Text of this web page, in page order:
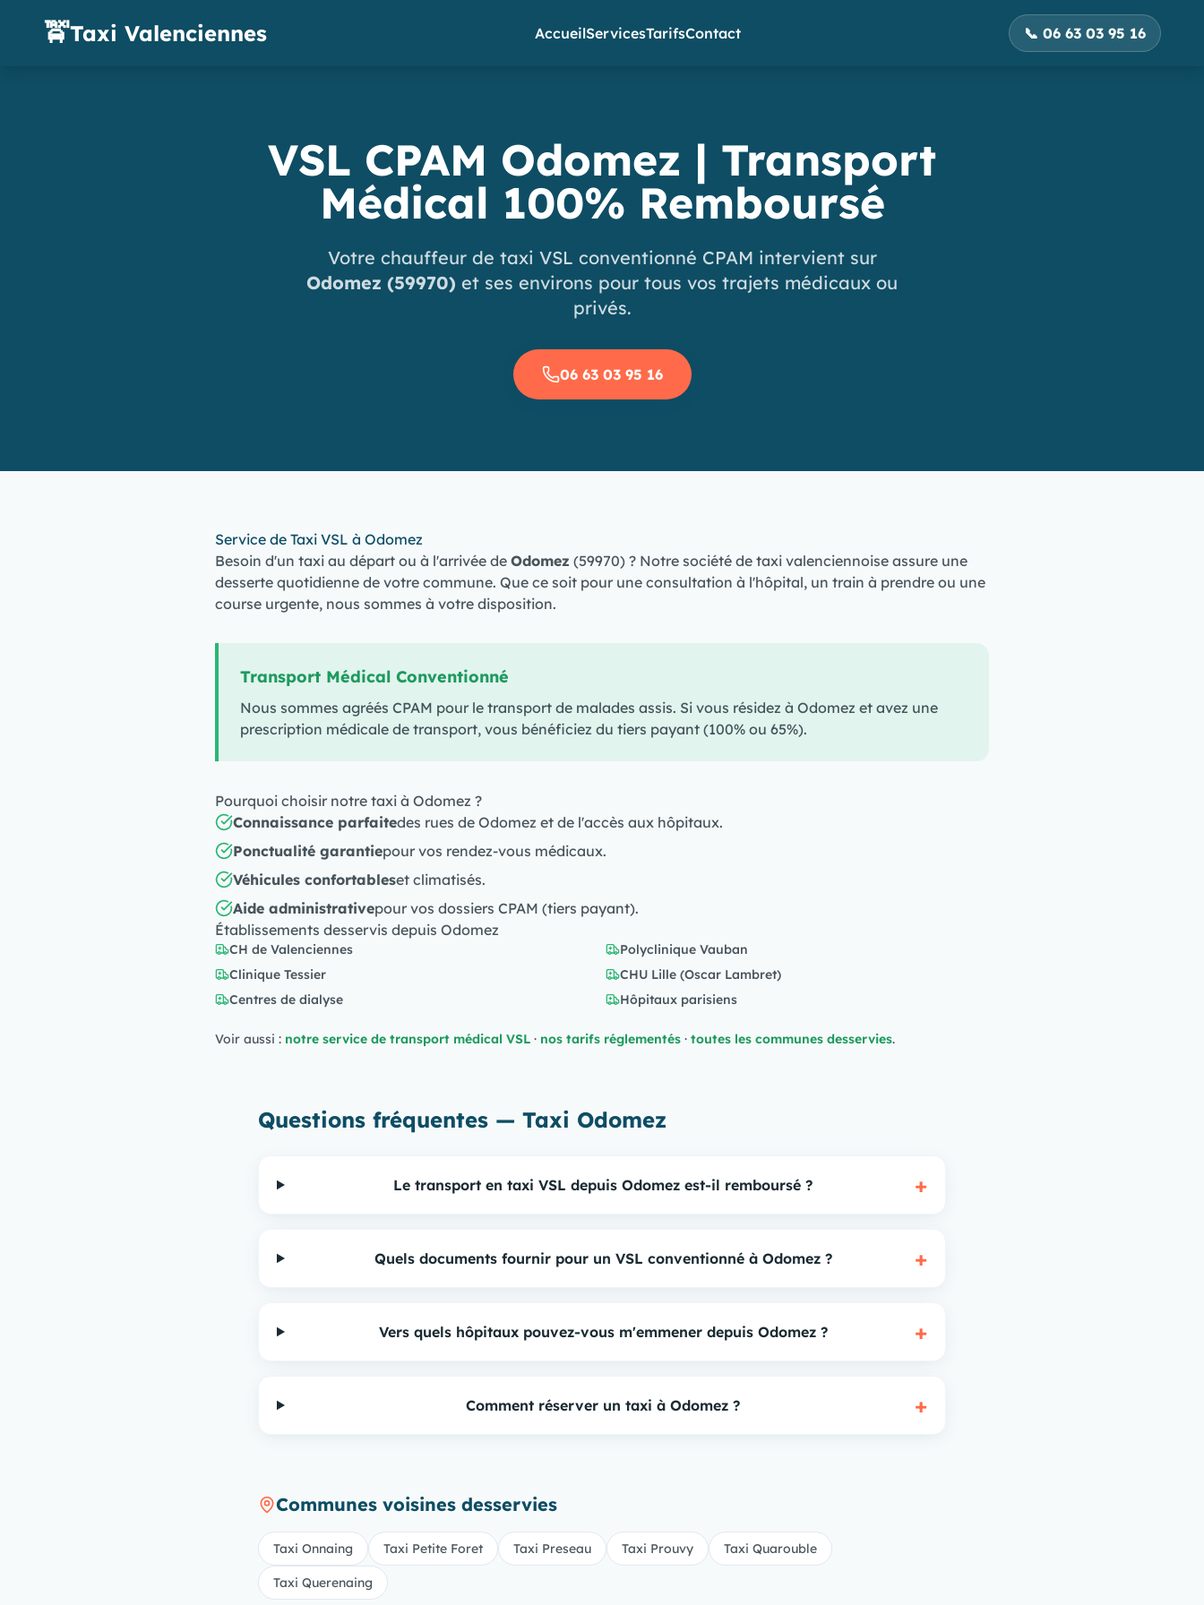
🚖Taxi Valenciennes AccueilServicesTarifsContact 📞 06 63 03 95 16
VSL CPAM Odomez | Transport
Médical 100% Remboursé
Votre chauffeur de taxi VSL conventionné CPAM intervient sur
Odomez (59970) et ses environs pour tous vos trajets médicaux ou
privés.
06 63 03 95 16
Service de Taxi VSL à Odomez
Besoin d'un taxi au départ ou à l'arrivée de Odomez (59970) ? Notre société de taxi valenciennoise assure une
desserte quotidienne de votre commune. Que ce soit pour une consultation à l'hôpital, un train à prendre ou une
course urgente, nous sommes à votre disposition.
Transport Médical Conventionné
Nous sommes agréés CPAM pour le transport de malades assis. Si vous résidez à Odomez et avez une
prescription médicale de transport, vous bénéficiez du tiers payant (100% ou 65%).
Pourquoi choisir notre taxi à Odomez ?
Connaissance parfaitedes rues de Odomez et de l'accès aux hôpitaux.
Ponctualité garantiepour vos rendez-vous médicaux.
Véhicules confortableset climatisés.
Aide administrativepour vos dossiers CPAM (tiers payant).
Établissements desservis depuis Odomez
CH de Valenciennes
Polyclinique Vauban
Clinique Tessier
CHU Lille (Oscar Lambret)
Centres de dialyse
Hôpitaux parisiens
Voir aussi : notre service de transport médical VSL · nos tarifs réglementés · toutes les communes desservies.
Questions fréquentes — Taxi Odomez
Le transport en taxi VSL depuis Odomez est-il remboursé ? +
Quels documents fournir pour un VSL conventionné à Odomez ? +
Vers quels hôpitaux pouvez-vous m'emmener depuis Odomez ? +
Comment réserver un taxi à Odomez ? +
Communes voisines desservies
Taxi Onnaing Taxi Petite Foret Taxi Preseau Taxi Prouvy Taxi Quarouble
Taxi Querenaing